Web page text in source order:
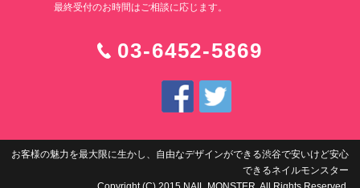
最終受付のお時間はご相談に応じます。
03-6452-5869
お客様の魅力を最大限に生かし、自由なデザインができる渋谷で安いけど安心
できるネイルモンスター